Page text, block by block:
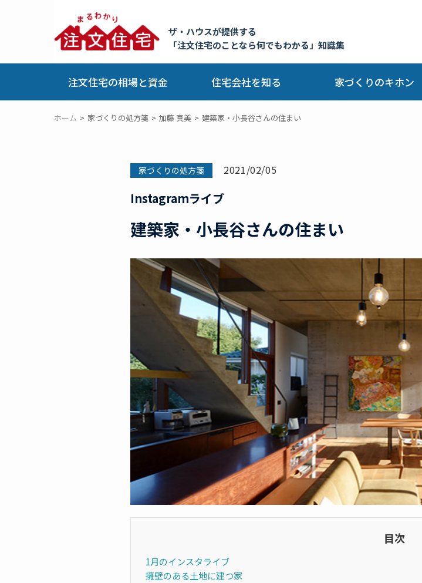
ザ・ハウスが提供する
「注文住宅のことなら何でもわかる」知識集
注文住宅の相場と資金 住宅会社を知る 家づくりのキホン
ホーム 家づくりの処方箋 加藤 真美 建築家・小長谷さんの住まい
家づくりの処方箋 2021/02/05
Instagramライブ
建築家・小長谷さんの住まい
目次
1月のインスタライブ
擁壁のある土地に建つ家